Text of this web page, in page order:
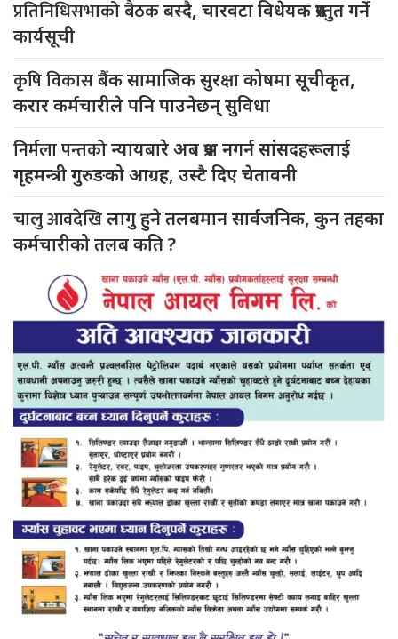
प्रतिनिधिसभाको बैठकबस्दै, चारवटा विधेयक प्रस्तुत गर्ने
कार्यसूची
कृषि विकासबैंक सामाजिक सुरक्षा कोषमा सूचीकृत,
करार कर्मचारीले पनि पाउनेछन् सुविधा
निर्मला पन्तकोन्यायबारे अब प्रश्न नगर्न सांसदहरूलाई
गृहमन्त्री गुरुङको आग्रह, उस्टै दिए चेतावनी
चालु आवदेखिलागु हुने तलबमान सार्वजनिक, कुन तहका
कर्मचारीको तलब कति ?